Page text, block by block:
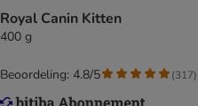
Royal Canin Kitten
400 g
Beoordeling: 4.8/5 (317)